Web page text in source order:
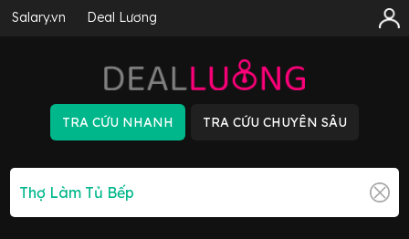
Salary.vn Deal Lương